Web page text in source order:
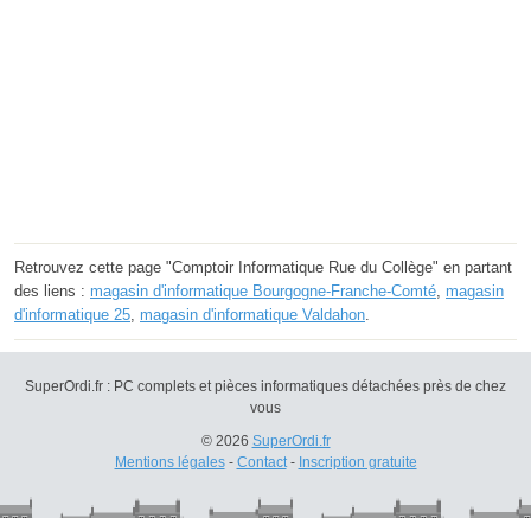
Retrouvez cette page "Comptoir Informatique Rue du Collège" en partant
des liens : magasin d'informatique Bourgogne-Franche-Comté, magasin
d'informatique 25, magasin d'informatique Valdahon.
SuperOrdi.fr : PC complets et pièces informatiques détachées près de chez
vous
© 2026 SuperOrdi.fr
Mentions légales- Contact- Inscription gratuite